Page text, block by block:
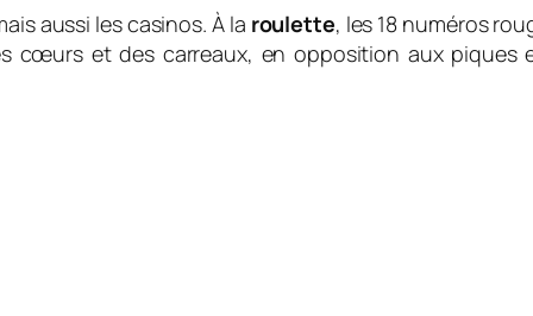
aussi les casinos. À la roulette, les 18 numéros
cœurs et des carreaux, en opposition aux piques